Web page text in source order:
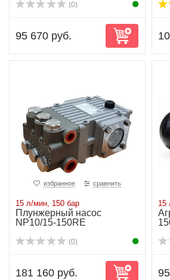
(0)
95 670 руб.
избранное сравнить
15 л/мин, 150 бар
Плунжерный насос
NP10/15-150RE
(0)
181 160 руб.
15